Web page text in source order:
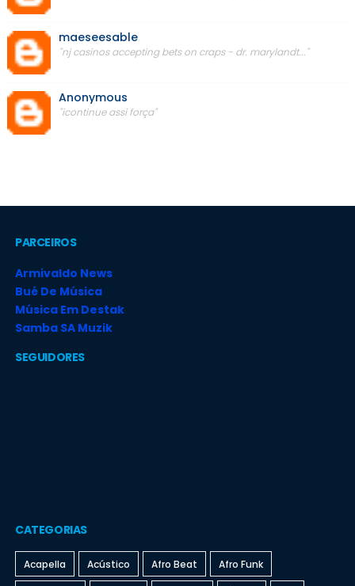
maeseesable
"nj casinos accepting bets on craps - dr. marylandt..."
Anonymous
"icontinue assi força"
PARCEIROS
Armivaldo News
Bué De Música
Música Em Destak
Samba SA Muzik
SEGUIDORES
CATEGORIAS
Acapella Acústico Afro Beat Afro Funk